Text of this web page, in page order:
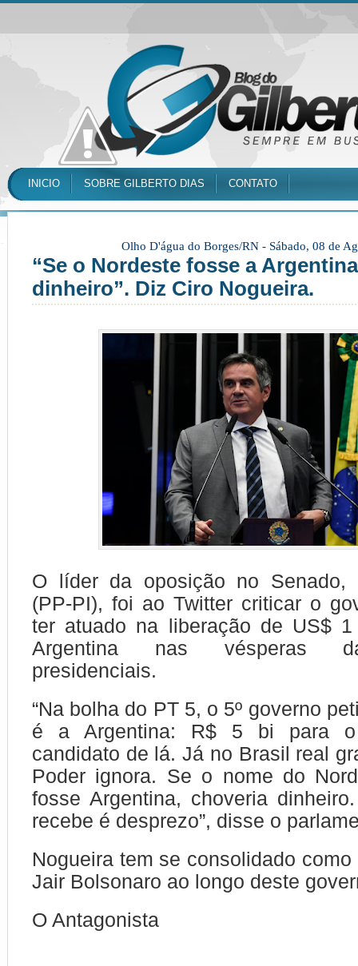
INICIO SOBRE GILBERTO DIAS CONTATO
Olho D'água do Borges/RN - Sábado, 08 de
“Se o Nordeste fosse a
dinheiro”. Diz Ciro Nogueira.
O líder da oposição no Senado,
(PP-PI), foi ao Twitter criticar o
ter atuado na liberação de US$
Argentina nas vésperas
presidenciais.
“Na bolha do PT 5, o 5º governo
é a Argentina: R$ 5 bi para o
candidato de lá. Já no Brasil real
Poder ignora. Se o nome do
fosse Argentina, choveria
recebe é desprezo”, disse o
Nogueira tem se consolidado
Jair Bolsonaro ao longo deste
O Antagonista